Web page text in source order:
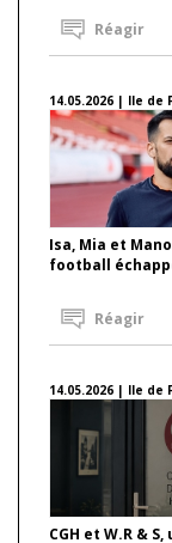
Réagir
14.05.2026 | Ile de
Isa, Mia et
football
Réagir
14.05.2026 | Ile de
CGH et W.R &